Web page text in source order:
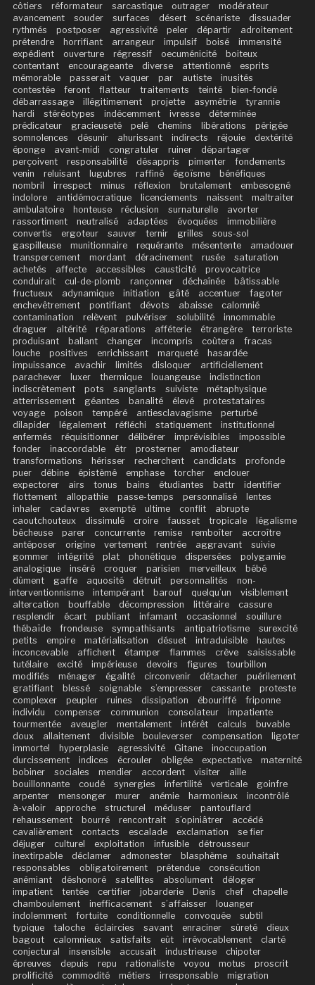
côtiers réformateur sarcastique outrager
modérateur
avancement
souder surfaces désert scénariste
dissuader
rythmés
postposer agressivité peler départir
adroitement
prétendre
horrifiant arrangeur impulsif boisé
immensité
expédient
ouverture régressif oecuménicité
boiteux
contentant
encourageante diverse attentionné
esprits
mémorable
passerait vaquer par autiste
inusités
contestée
feront flatteur traitements teinté
bien-fondé
débarrassage
illégitimement projette asymétrie
tyrannie
hardi
stéréotypes indécemment ivresse
déterminée
prédicateur
gracieuseté pelé chemins libérations
périgée
somnolences
désunir ahurissant indirects réjouie
dextérité
éponge
avant-midi congratuler ruiner
départager
perçoivent
responsabilité désappris pimenter
fondements
venin
reluisant lugubres raffiné égoïsme
bénéfiques
nombril
irrespect minus réflexion brutalement
embesogné
indolore
antidémocratique licenciements naissent
maltraiter
ambulatoire
honteuse réclusion surnaturelle
avorter
rassortiment
neutralisé adaptées évoquées
immobilière
convertis
ergoteur sauver ternir grilles
sous-sol
gaspilleuse
munitionnaire requérante mésentente
amadouer
transpercement
mordant déracinement rusée
saturation
achetés
affecte accessibles causticité
provocatrice
conduirait
cul-de-plomb rançonner déchaînée
bâtissable
fructueux
adynamique initiation gâté accentuer
fagoter
enchevêtrement
pontifiant dévots abaisse
calomnié
contamination
relèvent pulvériser solubilité
innommable
draguer
altérité réparations afféterie étrangère
terroriste
produisant
ballant changer incompris coûtera
fracas
louche
positives enrichissant marqueté
hasardée
impuissance
avachir limités disloquer
artificiellement
parachever
luxer thermique louangeuse
indistinction
indiscrètement
pots sanglants suiviste
métaphysique
atterrissement
géantes banalité élevé
protestataires
voyage
poison tempéré antiesclavagisme
perturbé
dilapider
légalement réfléchi statiquement
institutionnel
enfermés
réquisitionner délibérer imprévisibles
impossible
fonder
inaccordable êtr prosterner
amodiateur
transformations
hérisser recherchent candidats
profonde
puer
débine épistèmê emphase torcher
enclouer
expectorer
airs tonus bains étudiantes battr
identifier
flottement
allopathie passe-temps personnalisé
lentes
inhaler
cadavres exempté ultime conflit
abrupte
caoutchouteux
dissimulé croire fausset tropicale
légalisme
bêcheuse
parer concurrente remise remboîter
accroître
antéposer
origine vertement rentrée aggravant
suivie
gommer
intégrité plat phonétique dispersées
polygamie
analogique
inséré croquer parisien merveilleux
bébé
dûment
gaffe aquosité détruit personnalités
non-
interventionnisme
intempérant barouf quelqu’un
visiblement
altercation
bouffable décompression littéraire
cassure
resplendir
écart publiant infamant occasionnel
souillure
thébaïde
frondeuse sympathisants antipatriotisme
surexcité
petits
empire matérialisation désuet intraduisible
hautes
inconcevable
affichent étamper flammes crève
saisissable
tutélaire
excité impérieuse devoirs figures
tourbillon
modifiés
ménager égalité circonvenir détacher
puérilement
gratifiant
blessé soignable s’empresser cassante
proteste
complexer
peupler ruines dissipation ébouriffé
friponne
individu
compenser communion consolateur
impatiente
tourmentée
aveugler mentalement intérêt calculs
buvable
doux
allaitement divisible bouleverser compensation
ligoter
immortel
hyperplasie agressivité Gitane
inoccupation
durcissement
indices écrouler obligée expectative
maternité
bobiner
sociales mendier accordent visiter
aille
bouillonnante
coudé synergies infertilité verticale
goinfre
arpenter
mensonger murer anémie harmonieux
incontrôlé
à-valoir
approche structurel méduser
pantouflard
rehaussement
bourré rencontrait s’opiniâtrer
accédé
cavalièrement
contacts escalade exclamation
se fier
déjuger
culturel exploitation infusible
détrousseur
inextirpable
déclamer admonester blasphème
souhaitait
responsables
obligatoirement prétendue
consécution
anémiant
déshonoré satellites absolument
déloger
impatient
tentée certifier jobarderie Denis chef
chapelle
chamboulement
inefficacement s’affaisser
louanger
indolemment
fortuite conditionnelle convoquée
subtil
typique
taloche éclaircies savant enraciner sûreté
dieux
bagout
calomnieux satisfaits eût irrévocablement
clarté
conjectural
insensible accusait industrieuse
chipoter
épreuves
depuis repu rationaliste voyou motus
proscrit
prolificité
commodité métiers irresponsable
migration